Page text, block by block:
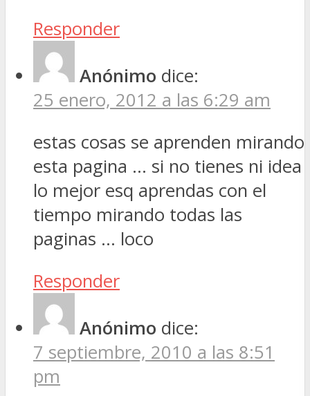
Responder
Anónimo dice:
25 enero, 2012 a las 6:29 am
estas cosas se aprenden mirando
esta pagina … si no tienes ni idea
lo mejor esq aprendas con el
tiempo mirando todas las
paginas … loco
Responder
Anónimo dice:
7 septiembre, 2010 a las 8:51
pm